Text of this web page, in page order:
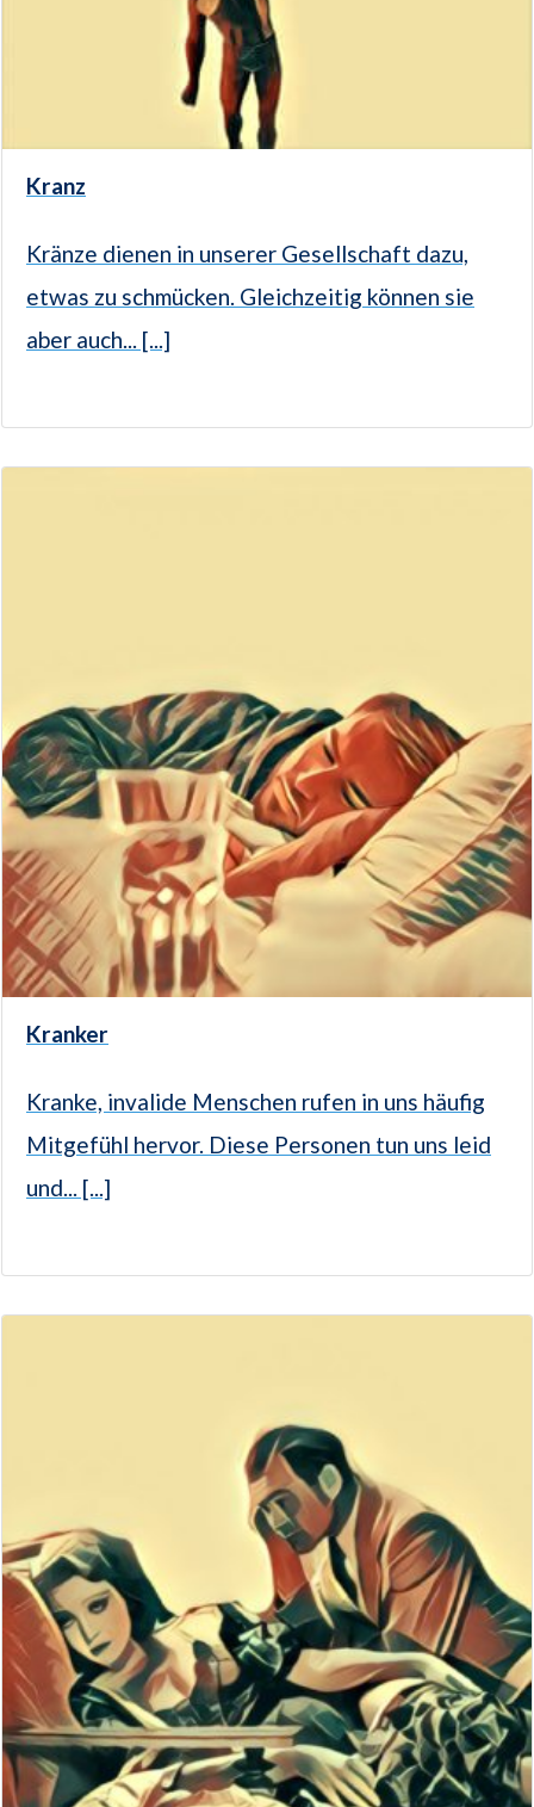
Kranz
Kränze dienen in unserer Gesellschaft dazu,
etwas zu schmücken. Gleichzeitig können sie
aber auch... [...]
Kranker
Kranke, invalide Menschen rufen in uns häufig
Mitgefühl hervor. Diese Personen tun uns leid
und... [...]